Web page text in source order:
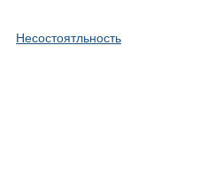
Несостоятльность